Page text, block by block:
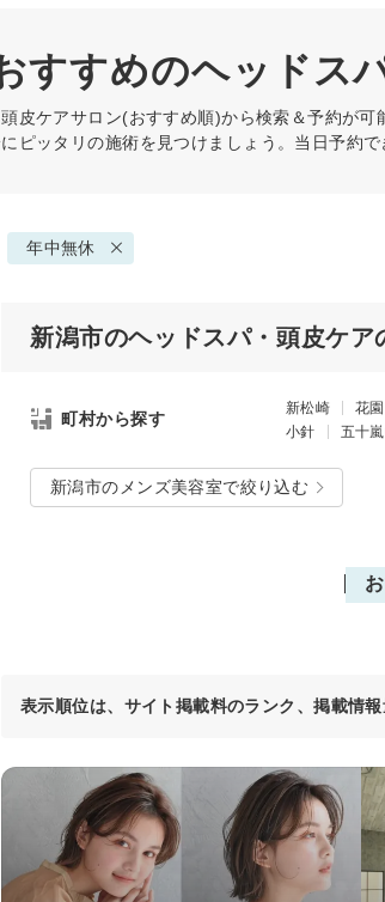
すすめのヘッドス
皮ケアサロン(おすすめ順)から検索＆予約が
ピッタリの施術を見つけましょう。当日予約で
年中無休
新潟市のヘッドスパ・頭皮ケア
町村から探す
新松崎 花園
小針
五十
新潟市のメンズ美容室で絞り込む
表示順位は、サイト掲載料のランク、掲載情